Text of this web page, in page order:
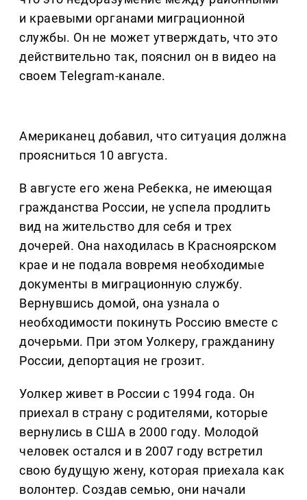
и краевыми органами миграционной
службы. Он не может утверждать, что это
действительно так, пояснил он в видео на
своем Telegram-канале.
Американец добавил, что ситуация должна
проясниться 10 августа.
В августе его жена Ребекка, не имеющая
гражданства России, не успела продлить
вид на жительство для себя и трех
дочерей. Она находилась в Красноярском
крае и не подала вовремя необходимые
документы в миграционную службу.
Вернувшись домой, она узнала о
необходимости покинуть Россию вместе с
дочерьми. При этом Уолкеру, гражданину
России, депортация не грозит.
Уолкер живет в России с 1994 года. Он
приехал в страну с родителями, которые
вернулись в США в 2000 году. Молодой
человек остался и в 2007 году встретил
свою будущую жену, которая приехала как
волонтер. Создав семью, они начали